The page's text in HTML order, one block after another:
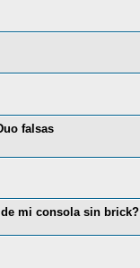
falsas
mi consola sin brick?